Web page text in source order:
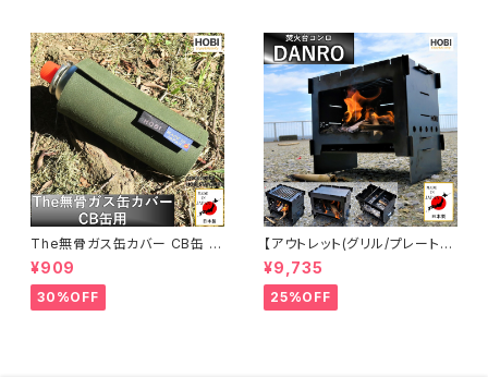
海 ビーチ おしゃれ 赤 [MADE I
N JAPAN]
The無骨ガス缶カバー CB缶 カ
バー [HOBI]【日本製】プレミア
ム帆布ナロー [無骨でタフ] キャ
ンプ ホビ オリーブドラブ [MAD
E IN JAPAN]
¥909
30%OFF
【アウトレット(グリル/プレート無
し)】焚火台コンロ『DANRO』
【日本製】[HOBI] 漆黒のブラッ
クコート鉄 [無骨でタフ] 3WAY
グリル＆プレート＆ゴトク 歪みに
¥9,735
25%OFF